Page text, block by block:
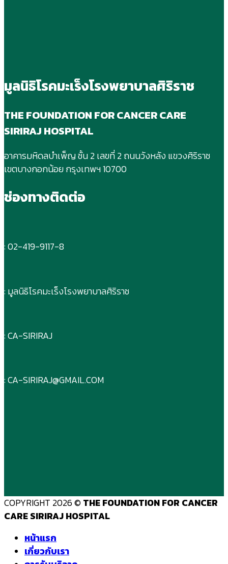
มูลนิธิโรคมะเร็งโรงพยาบาลศิริราช
THE FOUNDATION FOR CANCER CARE
SIRIRAJ HOSPITAL
อาคารมหิดลบําเพ็ญ ชั้น 2 เลขที่ 2 ถนนวังหลัง แขวงศิริราช
เขตบางกอกน้อย กรุงเทพฯ 10700
ช่องทางติดต่อ
: 02-419-9117-8
: มูลนิธิโรคมะเร็งโรงพยาบาลศิริราช
: CA-SIRIRAJ
: CA-SIRIRAJ@GMAIL.COM
COPYRIGHT 2026 © THE FOUNDATION FOR CANCER
CARE SIRIRAJ HOSPITAL
หน้าแรก
เกี่ยวกับเรา